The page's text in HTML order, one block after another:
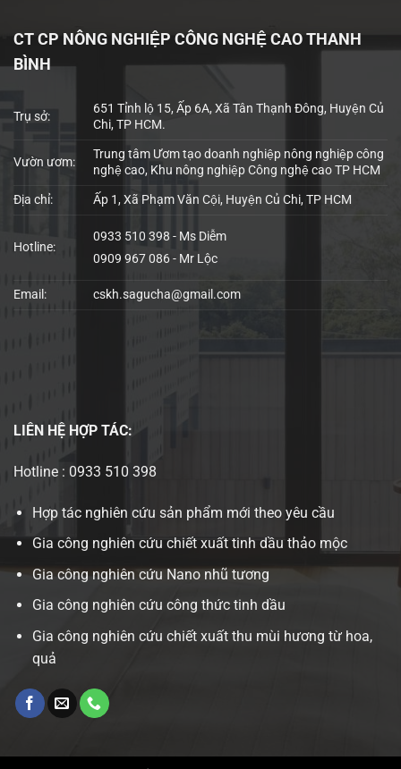
CT CP NÔNG NGHIỆP CÔNG NGHỆ CAO THANH
BÌNH
Trụ sở:
651 Tỉnh lộ 15, Ấp 6A, Xã Tân Thạnh Đông, Huyện Củ
Chi, TP HCM.
Vườn ươm:
Trung tâm Ươm tạo doanh nghiệp nông nghiệp công
nghệ cao, Khu nông nghiệp Công nghệ cao TP HCM
Địa chỉ: Ấp 1, Xã Phạm Văn Cội, Huyện Củ Chi, TP HCM
Hotline:
0933 510 398 - Ms Diễm
0909 967 086 - Mr Lộc
Email: cskh.sagucha@gmail.com
LIÊN HỆ HỢP TÁC:
Hotline : 0933 510 398
Hợp tác nghiên cứu sản phẩm mới theo yêu cầu
Gia công nghiên cứu chiết xuất tinh dầu thảo mộc
Gia công nghiên cứu Nano nhũ tương
Gia công nghiên cứu công thức tinh dầu
Gia công nghiên cứu chiết xuất thu mùi hương từ hoa,
quả